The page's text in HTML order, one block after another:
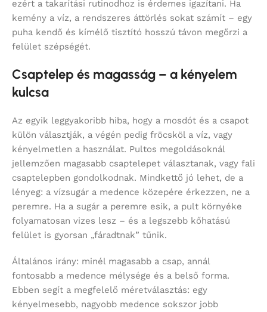
ezért a takarítási rutinodhoz is érdemes igazítani. Ha
kemény a víz, a rendszeres áttörlés sokat számít – egy
puha kendő és kímélő tisztító hosszú távon megőrzi a
felület szépségét.
Csaptelep és magasság – a kényelem
kulcsa
Az egyik leggyakoribb hiba, hogy a mosdót és a csapot
külön választják, a végén pedig fröcsköl a víz, vagy
kényelmetlen a használat. Pultos megoldásoknál
jellemzően magasabb csaptelepet választanak, vagy fali
csaptelepben gondolkodnak. Mindkettő jó lehet, de a
lényeg: a vízsugár a medence közepére érkezzen, ne a
peremre. Ha a sugár a peremre esik, a pult környéke
folyamatosan vizes lesz – és a legszebb kőhatású
felület is gyorsan „fáradtnak” tűnik.
Általános irány: minél magasabb a csap, annál
fontosabb a medence mélysége és a belső forma.
Ebben segít a megfelelő méretválasztás: egy
kényelmesebb, nagyobb medence sokszor jobb